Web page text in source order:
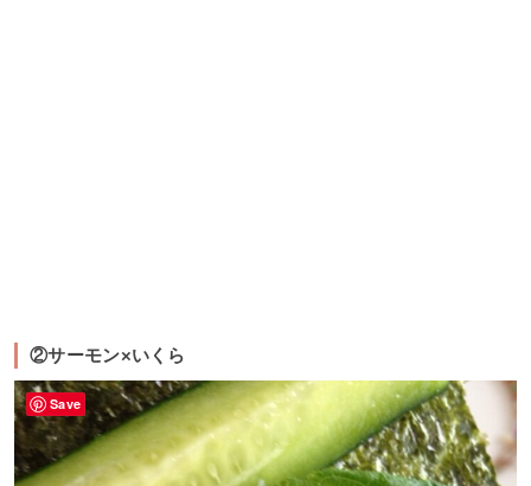
②サーモン×いくら
Save